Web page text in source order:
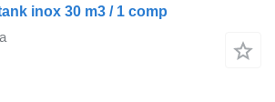
inox 30 m3 / 1 comp